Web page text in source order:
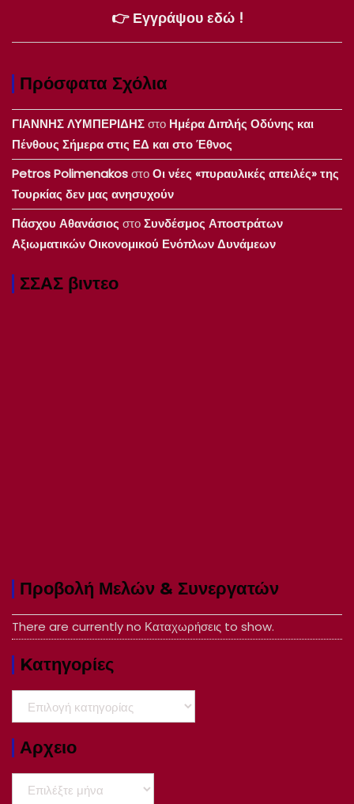
👉 Εγγράψου εδώ !
Πρόσφατα Σχόλια
ΓΙΑΝΝΗΣ ΛΥΜΠΕΡΙΔΗΣστο Ημέρα Διπλής Οδύνης και
Πένθους Σήμερα στις ΕΔ και στο Έθνος
Petros PolimenakosστοΟι νέες «πυραυλικές απειλές» της
Τουρκίας δεν μας ανησυχούν
Πάσχου Αθανάσιος στοΣυνδέσμος Αποστράτων
Αξιωματικών Οικονομικού Ενόπλων Δυνάμεων
ΣΣΑΣ βιντεο
Προβολή Μελών & Συνεργατών
There are currently no Καταχωρήσεις to show.
Kατηγορίες
Kατηγορίες
Αρχειο
Αρχειο